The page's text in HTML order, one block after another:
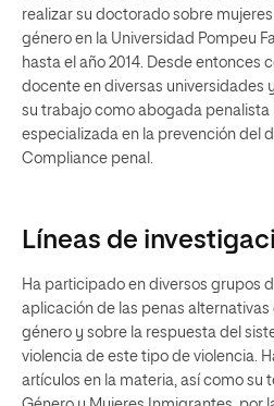
realizar su doctorado sobre
género en la Universidad Pompeu
hasta el año 2014. Desde entonces
docente en diversas universidades
su trabajo como abogada
especializada en la prevención del
Compliance penal.
Líneas de
Ha participado en diversos grupos
aplicación de las penas
género y sobre la respuesta del
violencia de este tipo de violencia.
artículos en la materia, así como su